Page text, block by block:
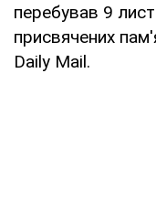
перебував 9
присвячених
Daily Mail.